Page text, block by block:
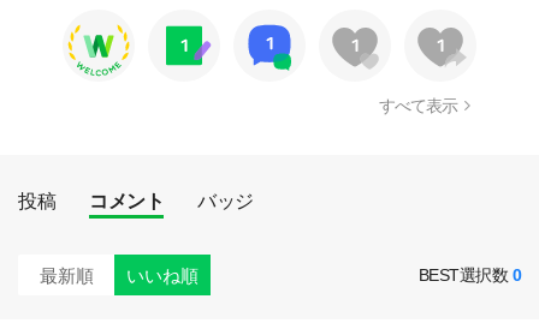
すべて表示
投稿 コメント バッジ
最新順 いいね順 BEST選択数 0